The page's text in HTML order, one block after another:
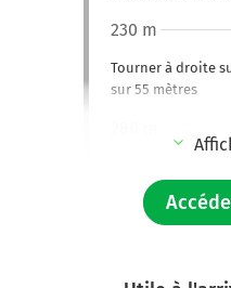
Tourner à droite
sur 55 mètres
230 m
350 m